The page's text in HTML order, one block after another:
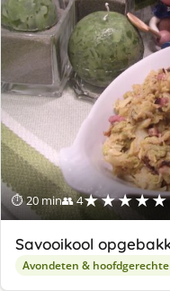
⏱ 20 min👥 4★★★★★
Savooikool
Avondeten &